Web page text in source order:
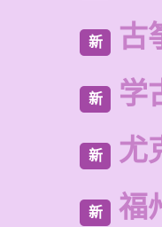
新 古
新 学
新 尤
新 福